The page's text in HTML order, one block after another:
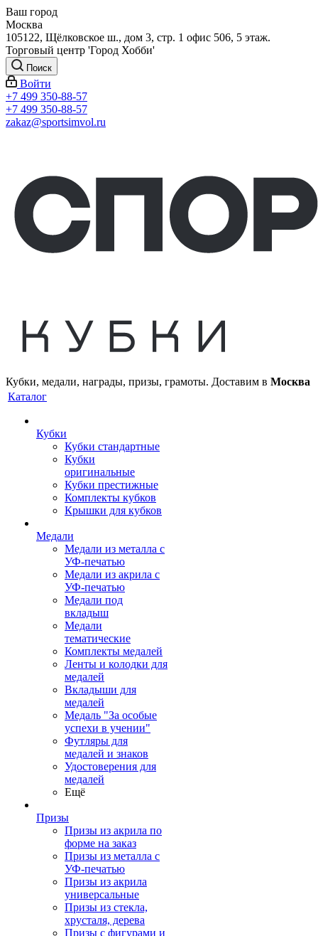
Ваш город
Москва
105122, Щёлковское ш., дом 3, стр. 1 офис 506, 5 этаж.
Торговый центр 'Город Хобби'
Поиск
Войти
+7 499 350-88-57
+7 499 350-88-57
zakaz@sportsimvol.ru
Кубки, медали, награды, призы, грамоты. Доставим в Москва
Каталог
Кубки
Кубки стандартные
Кубки
оригинальные
Кубки престижные
Комплекты кубков
Крышки для кубков
Медали
Медали из металла с
УФ-печатью
Медали из акрила с
УФ-печатью
Медали под
вкладыш
Медали
тематические
Комплекты медалей
Ленты и колодки для
медалей
Вкладыши для
медалей
Медаль "За особые
успехи в учении"
Футляры для
медалей и знаков
Удостоверения для
медалей
Ещё
Призы
Призы из акрила по
форме на заказ
Призы из металла с
УФ-печатью
Призы из акрила
универсальные
Призы из стекла,
хрусталя, дерева
Призы с фигурами и